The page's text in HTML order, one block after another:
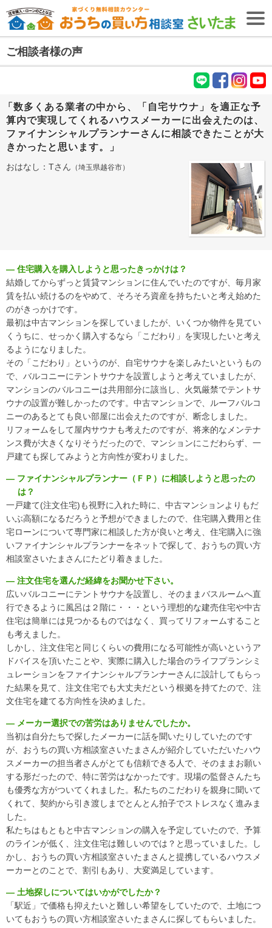
無料相談予約
ＴＯＰ
住宅購入専門
ファイナンシャルプランナー
初めての お客様へ
ご相談エリア
マンガで見る「おうちの買い方相談室 さいたま」
アクセス
会社概要
ライフプラン
よくあるご質問
住宅ローン返済シミュレーション
【外部リンク】一般社団法人 住宅購入支援協会
【外部リンク】日本全国70店舗 おうちの買い方相談室グループ
サイト
LINE facebookInstagram
ご相談者様の声
ebo
ok
agr
am
tub
「数多くある業者の中から、「自宅サウナ」を適正な予
算内で実現してくれるハウスメーカーに出会えたのは、
ファイナンシャルプランナーさんに相談できたことが大
きかったと思います。」
おはなし：Tさん （埼玉県越谷市）
― 住宅購入を購入しようと思ったきっかけは？
結婚してからずっと賃貸マンションに住んでいたのですが、毎月家
賃を払い続けるのをやめて、そろそろ資産を持ちたいと考え始めた
のがきっかけです。
最初は中古マンションを探していましたが、いくつか物件を見てい
くうちに、せっかく購入するなら「こだわり」を実現したいと考え
るようになりました。
その「こだわり」というのが、自宅サウナを楽しみたいというもの
で、バルコニーにテントサウナを設置しようと考えていましたが、
マンションのバルコニーは共用部分に該当し、火気厳禁でテントサ
ウナの設置が難しかったのです。中古マンションで、ルーフバルコ
ニーのあるとても良い部屋に出会えたのですが、断念しました。
リフォームをして屋内サウナも考えたのですが、将来的なメンテナ
ンス費が大きくなりそうだったので、マンションにこだわらず、一
戸建ても探してみようと方向性が変わりました。
― ファイナンシャルプランナー（ＦＰ）に相談しようと思ったの
は？
一戸建て(注文住宅)も視野に入れた時に、中古マンションよりもだ
いぶ高額になるだろうと予想ができましたので、住宅購入費用と住
宅ローンについて専門家に相談した方が良いと考え、住宅購入に強
いファイナンシャルプランナーをネットで探して、おうちの買い方
相談室さいたまさんにたどり着きました。
― 注文住宅を選んだ経緯をお聞かせ下さい。
広いバルコニーにテントサウナを設置し、そのままバスルームへ直
行できるように風呂は２階に・・・という理想的な建売住宅や中古
住宅は簡単には見つかるものではなく、買ってリフォームすること
も考えました。
しかし、注文住宅と同じくらいの費用になる可能性が高いというア
ドバイスを頂いたことや、実際に購入した場合のライフプランシミ
ュレーションをファイナンシャルプランナーさんに設計してもらっ
た結果を見て、注文住宅でも大丈夫だという根拠を持てたので、注
文住宅を建てる方向性を決めました。
― メーカー選択での苦労はありませんでしたか。
当初は自分たちで探したメーカーに話を聞いたりしていたのです
が、おうちの買い方相談室さいたまさんが紹介していただいたハウ
スメーカーの担当者さんがとても信頼できる人で、そのままお願い
する形だったので、特に苦労はなかったです。現場の監督さんたち
も優秀な方がついてくれました。私たちのこだわりを親身に聞いて
くれて、契約から引き渡しまでとんとん拍子でストレスなく進みま
した。
私たちはもともと中古マンションの購入を予定していたので、予算
のラインが低く、注文住宅は難しいのでは？と思っていました。し
かし、おうちの買い方相談室さいたまさんと提携しているハウスメ
ーカーとのことで、割引もあり、大変満足しています。
― 土地探しについてはいかがでしたか？
「駅近」で価格も抑えたいと難しい希望をしていたので、土地につ
いてもおうちの買い方相談室さいたまさんに探してもらいました。